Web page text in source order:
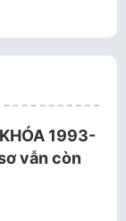
1993-
vẫn còn